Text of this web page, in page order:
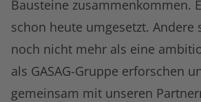
Bausteine zusammenkommen.
schon heute umgesetzt. Andere
noch nicht mehr als eine
als GASAG-Gruppe erforschen
gemeinsam mit unseren